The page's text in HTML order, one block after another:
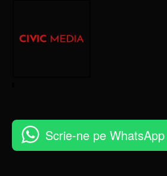
Scrie-ne pe WhatsApp